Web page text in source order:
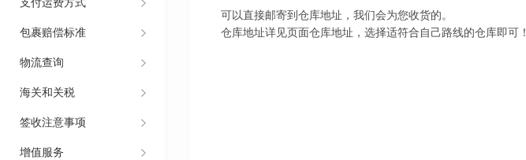
支付运费方式
包裹赔偿标准
物流查询
海关和关税
签收注意事项
增值服务
可以直接邮寄到仓库地址，我们会为您收货的。
仓库地址详见页面仓库地址，选择适符合自己路线的仓库即可！